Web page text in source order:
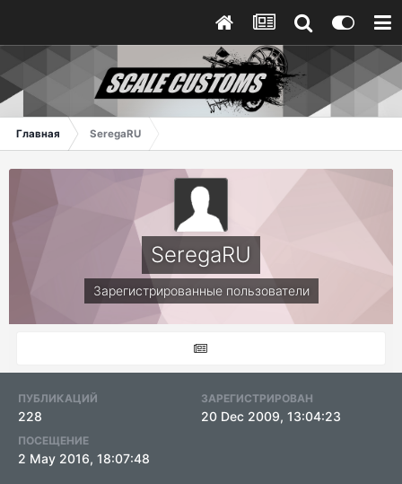
Главная SeregaRU
SeregaRU
Зарегистрированные пользователи
ПУБЛИКАЦИЙ
228
ЗАРЕГИСТРИРОВАН
20 Dec 2009, 13:04:23
ПОСЕЩЕНИЕ
2 May 2016, 18:07:48